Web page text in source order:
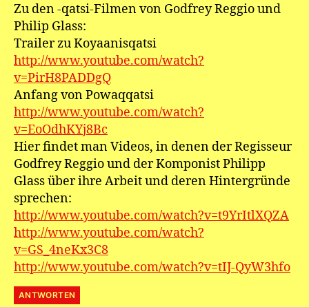
Zu den -qatsi-Filmen von Godfrey Reggio und
Philip Glass:
Trailer zu Koyaanisqatsi
http://www.youtube.com/watch?
v=PirH8PADDgQ
Anfang von Powaqqatsi
http://www.youtube.com/watch?
v=EoOdhKYj8Bc
Hier findet man Videos, in denen der Regisseur
Godfrey Reggio und der Komponist Philipp
Glass über ihre Arbeit und deren Hintergründe
sprechen:
http://www.youtube.com/watch?v=t9YrItlXQZA
http://www.youtube.com/watch?
v=GS_4neKx3C8
http://www.youtube.com/watch?v=tIJ-QyW3hfo
ANTWORTEN